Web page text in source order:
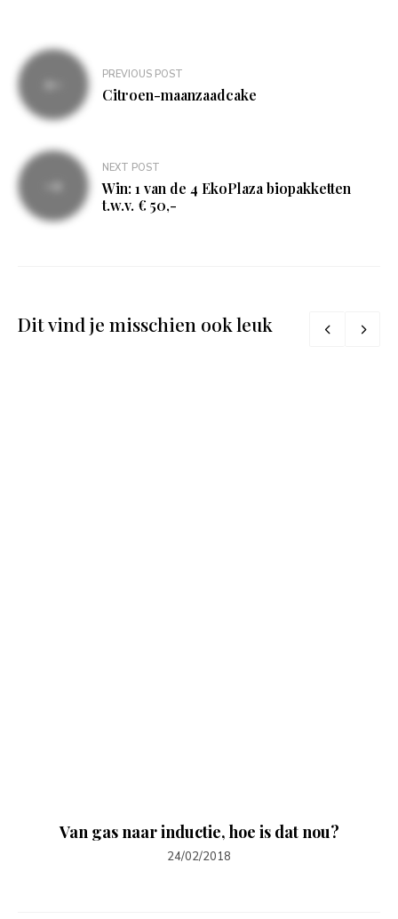
Bericht
navigatie
PREVIOUS POST
Citroen-maanzaadcake
NEXT POST
Win: 1 van de 4 EkoPlaza biopakketten
t.w.v. € 50,-
Dit vind je misschien ook leuk
Van gas naar inductie, hoe is dat nou?
24/02/2018